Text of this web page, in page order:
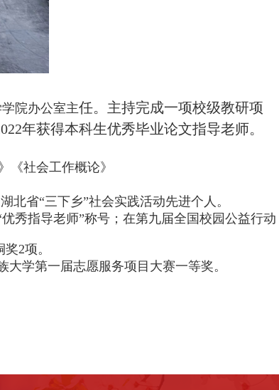
院办公室主任。主持完成一项校级教研项
年获得本科生优秀毕业论文指导老师。
《社会工作概论》
北省“三下乡”社会实践活动先进个人。
秀指导老师”称号；在第九届全国校园公益行动
2项。
学第一届志愿服务项目大赛一等奖。